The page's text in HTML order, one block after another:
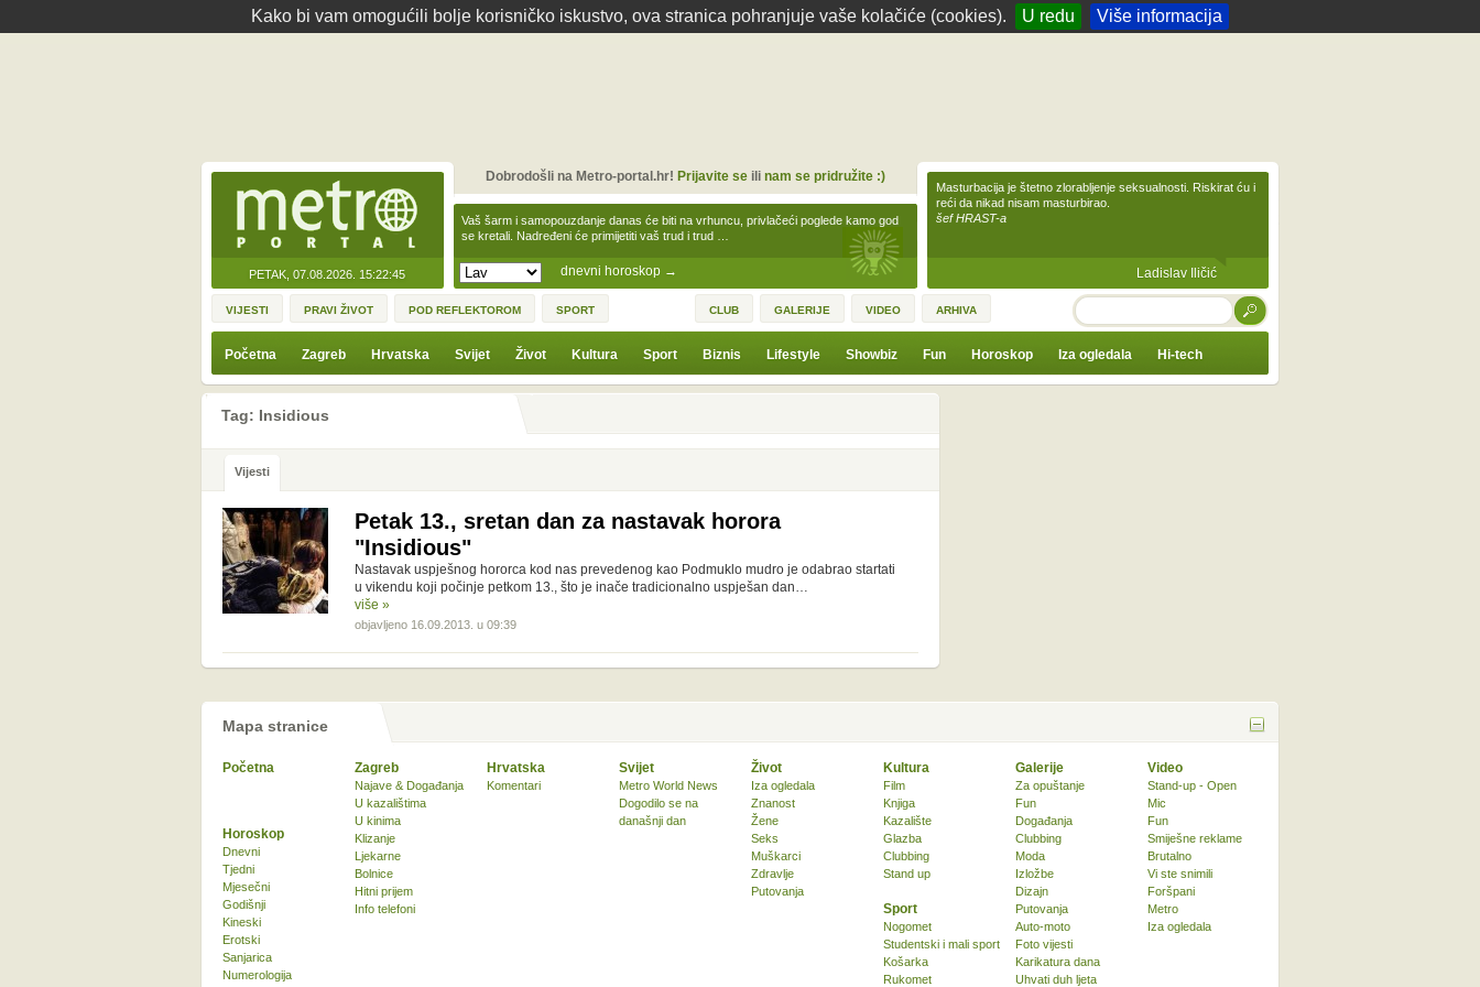
Kako bi vam omogućili bolje korisničko iskustvo, ova stranica pohranjuje vaše kolačiće (cookies). U redu Više informacija
PETAK, 07.08.2026. 15:22:45 dnevni horoskop →
Vaš šarm i samopouzdanje danas će biti na vrhuncu, privlačeći poglede kamo god
se kretali. Nadređeni će primijetiti vaš trud i trud …
Dobrodošli na Metro-portal.hr! Prijavite seili nam se pridružite :)
Masturbacija je štetno zlorabljenje seksualnosti. Riskirat ću i
reći da nikad nisam masturbirao.
šef HRAST-a
Ladislav Iličić
VIJESTI PRAVI ŽIVOT POD REFLEKTOROM SPORT CLUB GALERIJE VIDEO ARHIVA TRAŽI
Početna Zagreb Hrvatska Svijet Život Kultura Sport Biznis Lifestyle Showbiz Fun Horoskop Iza ogledala Hi-tech
Tag: Insidious
Vijesti
Petak 13., sretan dan za nastavak horora
"Insidious"
Nastavak uspješnog hororca kod nas prevedenog kao Podmuklo mudro je odabrao startati
u vikendu koji počinje petkom 13., što je inače tradicionalno uspješan dan…
više »
objavljeno 16.09.2013. u 09:39
Mapa stranice
Početna Zagreb
Najave & Događanja
U kazalištima
U kinima
Klizanje
Ljekarne
Bolnice
Hitni prijem
Info telefoni
Hrvatska
Komentari
Svijet
Metro World News
Dogodilo se na
današnji dan
Život
Iza ogledala
Znanost
Žene
Seks
Muškarci
Zdravlje
Putovanja
Kultura
Film
Knjiga
Kazalište
Glazba
Clubbing
Stand up
Sport
Nogomet
Studentski i mali sport
Košarka
Rukomet
Horoskop
Dnevni
Tjedni
Mjesečni
Godišnji
Kineski
Erotski
Sanjarica
Numerologija
Galerije
Za opuštanje
Fun
Događanja
Clubbing
Moda
Izložbe
Dizajn
Putovanja
Auto-moto
Foto vijesti
Karikatura dana
Uhvati duh ljeta
Video
Stand-up - Open
Mic
Fun
Smiješne reklame
Brutalno
Vi ste snimili
Foršpani
Metro
Iza ogledala